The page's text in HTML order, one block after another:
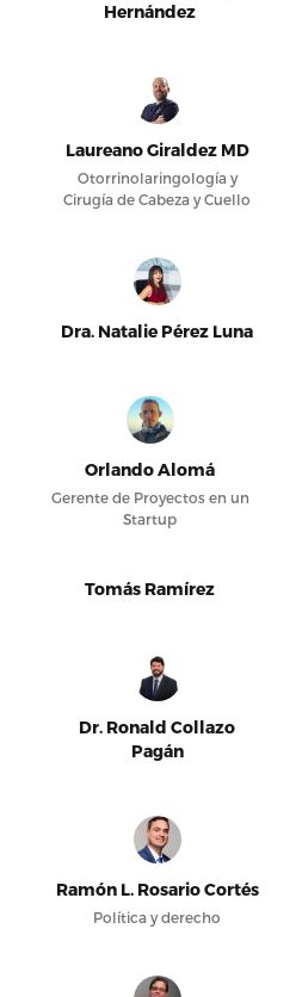
Hernández
Laureano Giraldez MD
Otorrinolaringología y
Cirugía de Cabeza y Cuello
Dra. Natalie Pérez Luna
Orlando Alomá
Gerente de Proyectos en un
Startup
Tomás Ramírez
Dr. Ronald Collazo
Pagán
Ramón L. Rosario Cortés
Política y derecho